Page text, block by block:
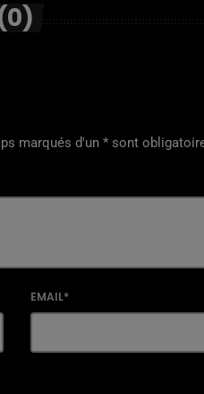
marqués d'un * sont
EMAIL*